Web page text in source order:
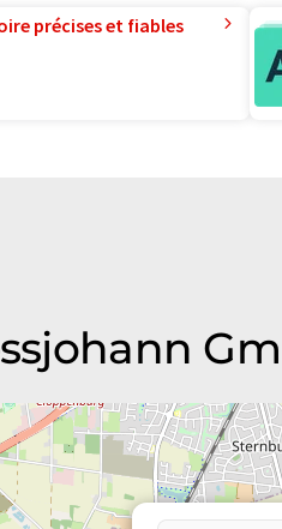
sans intervention
pour présenter un plus
précises et fiables